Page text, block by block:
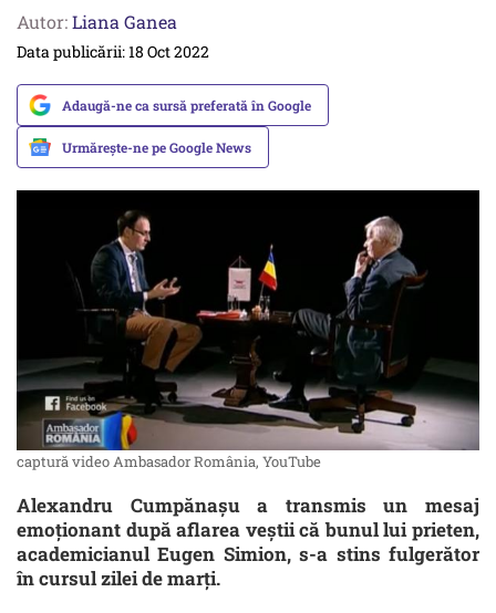
Autor:Liana Ganea
Data publicării: 18 Oct 2022
Adaugă-ne ca sursă preferată în Google
Urmărește-ne pe Google News
captură video Ambasador România, YouTube
Alexandru Cumpănaşu a transmis un mesaj
emoţionant după aflarea veştii că bunul lui prieten,
academicianul Eugen Simion, s-a stins fulgerător
în cursul zilei de marţi.